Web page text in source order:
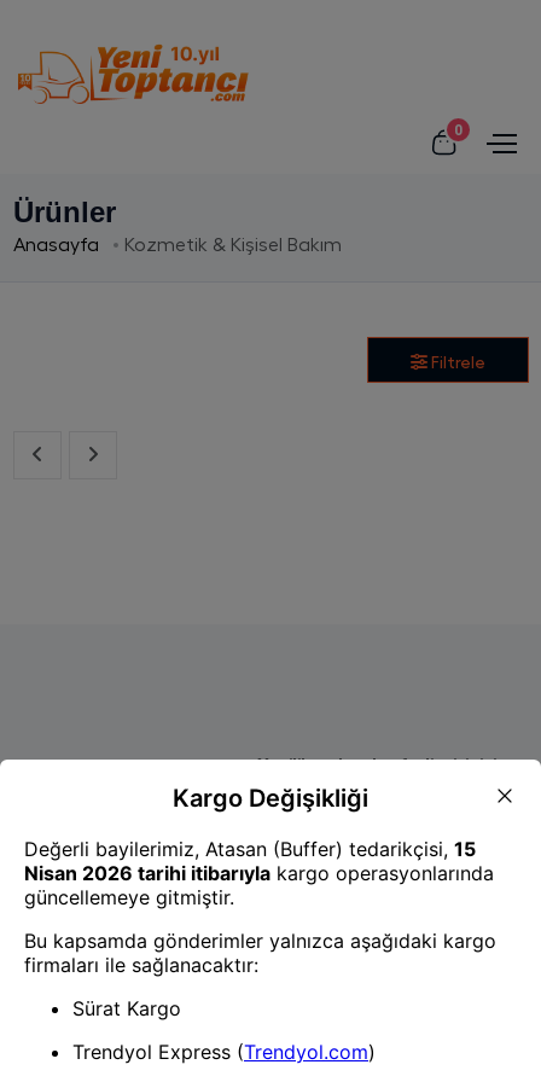
0
Ürünler
Anasayfa Kozmetik & Kişisel Bakım
Filtrele
- Yenilik ve hızı keşfedin, işinizi
daha etkili ve verimli bir şekilde
yönetin!
Uygulamayı İndir
App Store
Uygulamayı İndir
Hakkımızda
Akademi
Bilgi Merkezi
Yete Cargo